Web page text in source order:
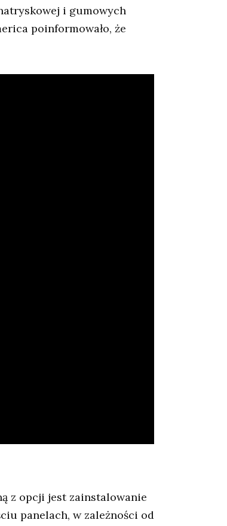
i gumowych
poinformowało, że
z opcji jest zainstalowanie
panelach, w zależności od